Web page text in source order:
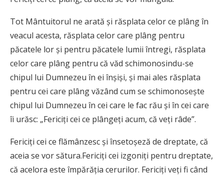
Tot Mântuitorul ne arată și răsplata celor ce plâng în
veacul acesta, răsplata celor care plâng pentru
păcatele lor și pentru păcatele lumii întregi, răsplata
celor care plâng pentru că văd schimonosindu-se
chipul lui Dumnezeu în ei înșiși, și mai ales răsplata
pentru cei care plâng văzând cum se schimonosește
chipul lui Dumnezeu în cei care le fac rău și în cei care
îi urăsc: „Fericiţi cei ce plângeţi acum, că veţi râde”.
Fericiţi cei ce flămânzesc şi însetoșeză de dreptate, că
aceia se vor sătura.Fericiţi cei izgoniţi pentru dreptate,
că acelora este împărăţia cerurilor. Fericiţi veţi fi când